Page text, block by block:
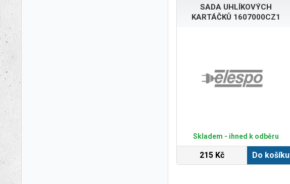
SADA UHLÍKOVÝCH
KARTÁČKŮ 1607000CZ1
Skladem - ihned k odběru
215 Kč Do košíku